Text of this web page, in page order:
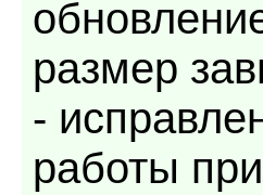
размер
-
работы